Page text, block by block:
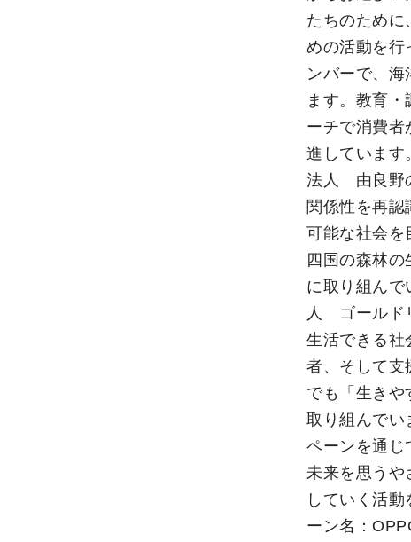
たちのために
めの活動を
ンバーで、
ます。教育
ーチで消費者
進していま
法人 由良野
関係性を再
可能な社会を
四国の森林の
に取り組ん
人 ゴールド
生活できる社
者、そして支
でも「生きや
取り組んで
ペーンを通じ
未来を思うや
していく活
ーン名：